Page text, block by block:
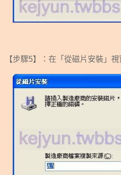
【步驟5】：在「從磁片安裝」視